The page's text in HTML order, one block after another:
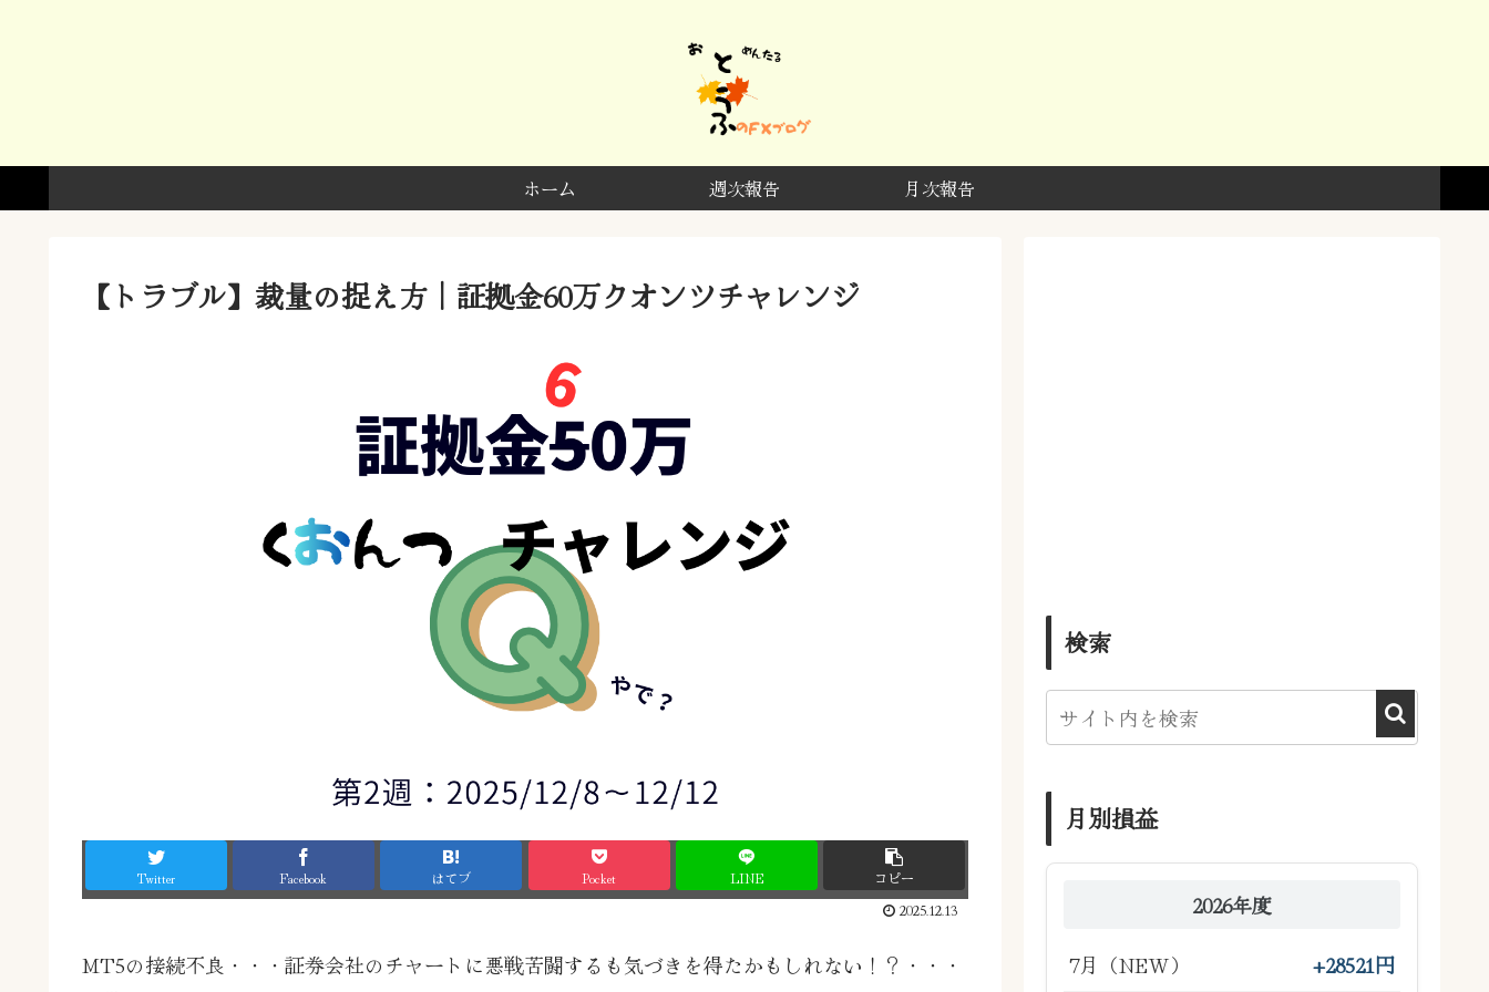
ホーム 週次報告 月次報告
【トラブル】裁量の捉え方｜証拠金60万クオンツチャレンジ
Twitter Facebook はてブ Pocket LINE コピー
2025.12.13
MT5の接続不良・・・証券会社のチャートに悪戦苦闘するも気づきを得たかもしれない！？・・・
検索
月別損益
2026年度
7月（NEW）
+28521円